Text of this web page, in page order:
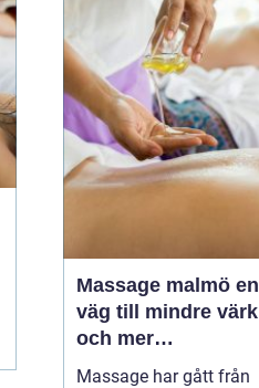
Genom säkra
videosamtal kan klient
och terapeut mötas
oavsett var i l...
Massage malmö en
väg till mindre värk
och mer
vardagsenergi
Massage har gått från